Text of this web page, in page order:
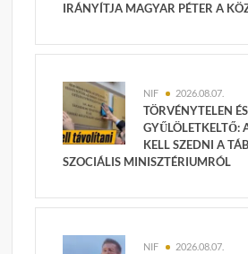
IRÁNYÍTJA MAGYAR PÉTER A
NIF 2026.08.07.
TÖRVÉNYTELEN ÉS
GYŰLÖLETKELTŐ:
KELL SZEDNI A
SZOCIÁLIS MINISZTÉRIUMRÓL
NIF 2026.08.07.